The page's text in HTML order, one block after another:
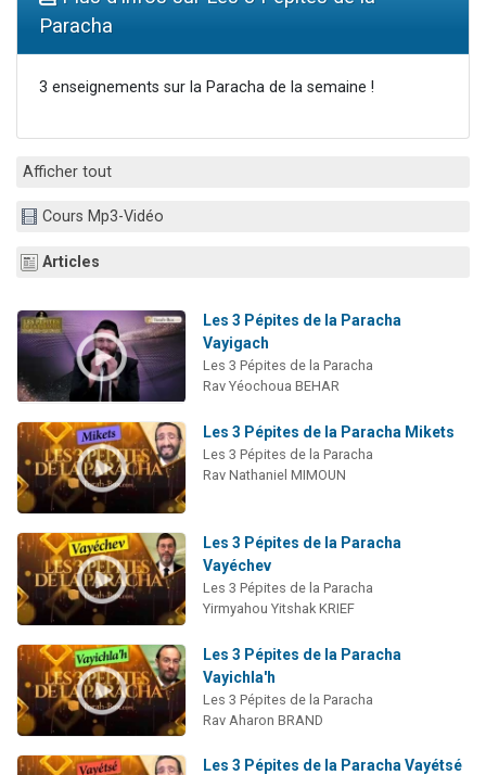
30 personnes viennent de faire un don pour Sauvez la jambe de Yohan
Il reste 49 places pour étudier en groupe sur Zoom
Paracha
3 enseignements sur la Paracha de la semaine !
Afficher tout
Cours Mp3-Vidéo
Articles
Les 3 Pépites de la Paracha
Vayigach
Les 3 Pépites de la Paracha
Rav Yéochoua BEHAR
Les 3 Pépites de la Paracha Mikets
Les 3 Pépites de la Paracha
Rav Nathaniel MIMOUN
Les 3 Pépites de la Paracha
Vayéchev
Les 3 Pépites de la Paracha
Yirmyahou Yitshak KRIEF
Les 3 Pépites de la Paracha
Vayichla'h
Les 3 Pépites de la Paracha
Rav Aharon BRAND
Les 3 Pépites de la Paracha Vayétsé